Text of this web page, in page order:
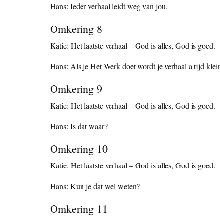
Hans: Ieder verhaal leidt weg van jou.
Omkering 8
Katie: Het laatste verhaal – God is alles, God is goed.
Hans: Als je Het Werk doet wordt je verhaal altijd
Omkering 9
Katie: Het laatste verhaal – God is alles, God is goed.
Hans: Is dat waar?
Omkering 10
Katie: Het laatste verhaal – God is alles, God is goed.
Hans: Kun je dat wel weten?
Omkering 11